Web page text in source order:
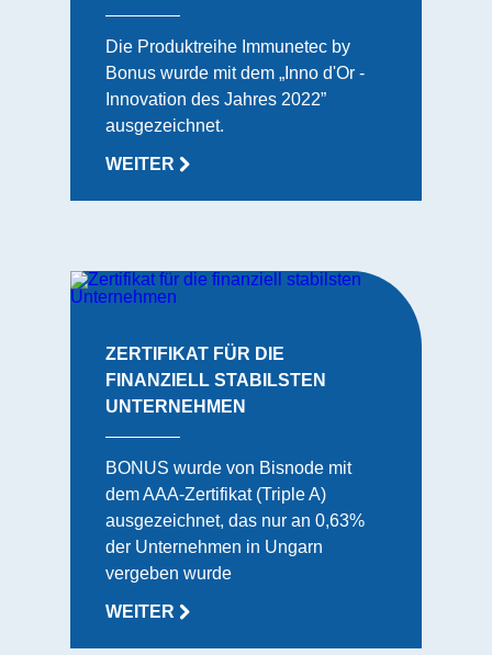
Die Produktreihe Immunetec by
Bonus wurde mit dem „Inno d'Or -
Innovation des Jahres 2022”
ausgezeichnet.
WEITER
ZERTIFIKAT FÜR DIE
FINANZIELL STABILSTEN
UNTERNEHMEN
BONUS wurde von Bisnode mit
dem AAA-Zertifikat (Triple A)
ausgezeichnet, das nur an 0,63%
der Unternehmen in Ungarn
vergeben wurde
WEITER